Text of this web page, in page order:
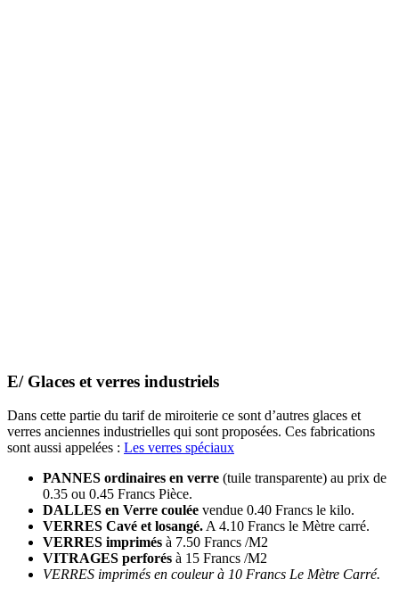
E/Glaces et verres industriels
Dans cette partie du tarif de miroiterie ce sont d’autres glaces et
verres anciennes industrielles qui sont proposées. Ces fabrications
sont aussi appelées : Les verres spéciaux
PANNES ordinaires en verre (tuile transparente) au prix de
0.35 ou 0.45 Francs Pièce.
DALLES en Verre coulée vendue 0.40 Francs le kilo.
VERRES Cavé et losangé. A 4.10 Francs le Mètre carré.
VERRES imprimés à 7.50 Francs /M2
VITRAGES perforés à 15 Francs /M2
VERRES imprimés en couleur à 10 Francs Le Mètre Carré.